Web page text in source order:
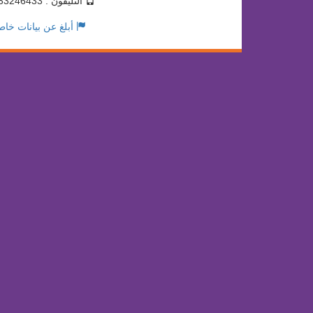
أبلغ عن بيانات